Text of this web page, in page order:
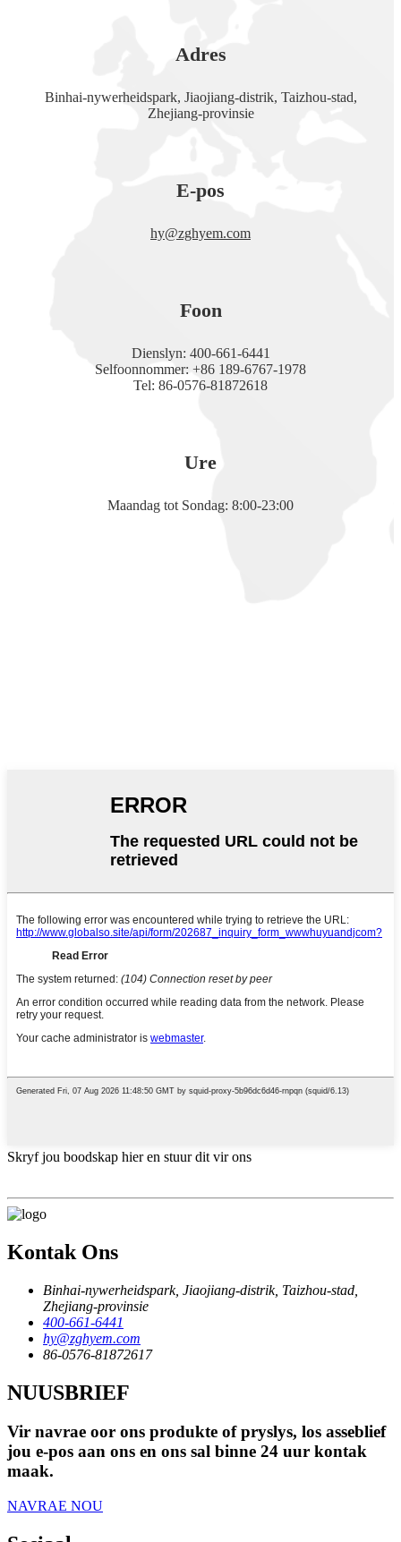
Adres
Binhai-nywerheidspark, Jiaojiang-distrik, Taizhou-stad,
Zhejiang-provinsie
E-pos
hy@zghyem.com
Foon
Dienslyn: 400-661-6441
Selfoonnommer: +86 189-6767-1978
Tel: 86-0576-81872618
Ure
Maandag tot Sondag: 8:00-23:00
Skryf jou boodskap hier en stuur dit vir ons
Kontak Ons
Binhai-nywerheidspark, Jiaojiang-distrik, Taizhou-stad,
Zhejiang-provinsie
400-661-6441
hy@zghyem.com
86-0576-81872617
NUUSBRIEF
Vir navrae oor ons produkte of pryslys, los asseblief
jou e-pos aan ons en ons sal binne 24 uur kontak
maak.
NAVRAE NOU